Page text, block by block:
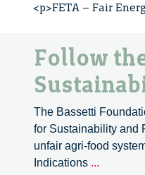
<p>FETA – Fair
Follow
The Bassetti
for Sustainability and
unfair agri-food
Indications ...